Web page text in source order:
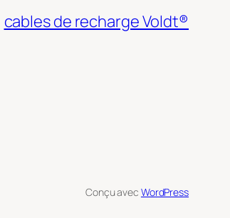
cables de recharge Voldt®
Conçu avec WordPress